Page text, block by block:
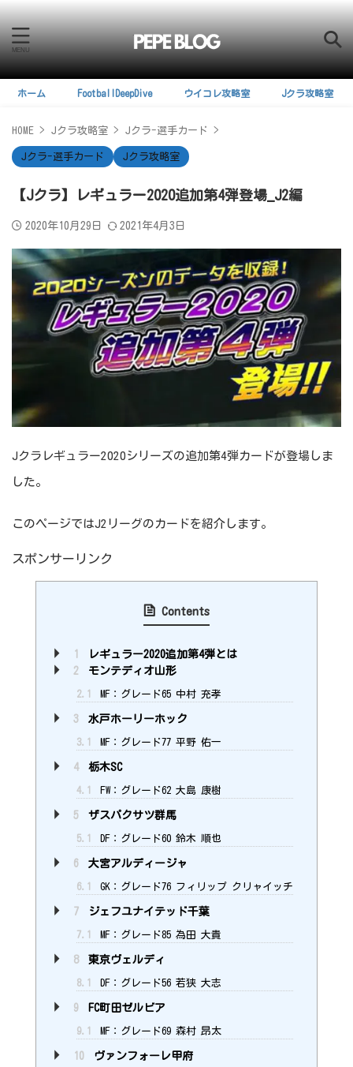
ホーム FootballDeepDive ウイコレ攻略室 Jクラ攻略室
HOME > Jクラ攻略室 > Jクラ-選手カード >
Jクラ-選手カード Jクラ攻略室
【Jクラ】レギュラー2020追加第4弾登場_J2編
2020年10月29日 2021年4月3日
Jクラレギュラー2020シリーズの追加第4弾カードが登場しま
した。
このページではJ2リーグのカードを紹介します。
スポンサーリンク
Contents
1
レギュラー2020追加第4弾とは
2
モンテディオ山形
2.1 MF：グレード65 中村 充孝
3 水戸ホーリーホック
3.1 MF：グレード77 平野 佑一
4 栃木SC
4.1 FW：グレード62 大島 康樹
5 ザスパクサツ群馬
5.1 DF：グレード60 鈴木 順也
6 大宮アルディージャ
6.1 GK：グレード76 フィリップ クリャイッチ
7 ジェフユナイテッド千葉
7.1 MF：グレード85 為田 大貴
8 東京ヴェルディ
8.1 DF：グレード56 若狭 大志
9 FC町田ゼルビア
9.1 MF：グレード69 森村 昂太
10 ヴァンフォーレ甲府